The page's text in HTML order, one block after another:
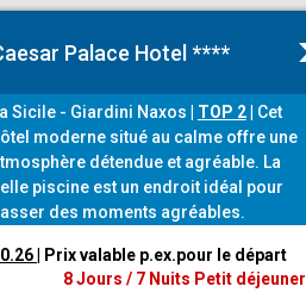
Palace Hotel ****
Sicile - Giardini Naxos TOP 2|
Cet
moderne situé au calme offre une
détendue et agréable. La
piscine est un endroit idéal pour
des moments agréables.
| Prix valable p.ex.pour le départ
8 Jours / 7 Nuits Petit déjeuner